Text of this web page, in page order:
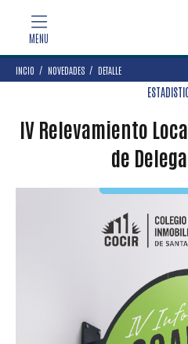
INCIO NOVEDADES DETALLE
IV Relevamiento
de